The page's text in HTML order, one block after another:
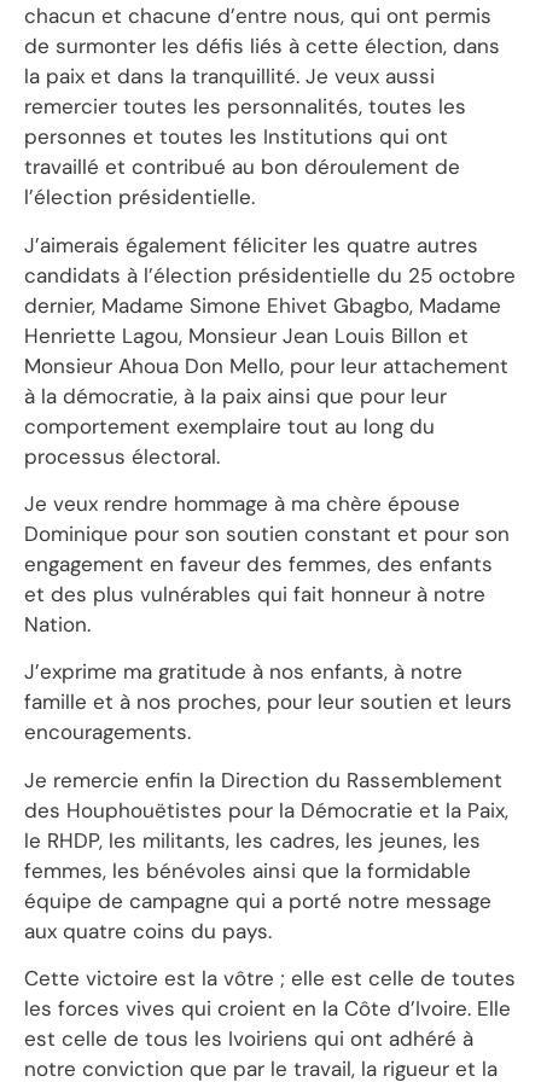
chacun et chacune d’entre nous, qui ont permis
de surmonter les défis liés à cette élection, dans
la paix et dans la tranquillité. Je veux aussi
remercier toutes les personnalités, toutes les
personnes et toutes les Institutions qui ont
travaillé et contribué au bon déroulement de
l’élection présidentielle.
J’aimerais également féliciter les quatre autres
candidats à l’élection présidentielle du 25 octobre
dernier, Madame Simone Ehivet Gbagbo, Madame
Henriette Lagou, Monsieur Jean Louis Billon et
Monsieur Ahoua Don Mello, pour leur attachement
à la démocratie, à la paix ainsi que pour leur
comportement exemplaire tout au long du
processus électoral.
Je veux rendre hommage à ma chère épouse
Dominique pour son soutien constant et pour son
engagement en faveur des femmes, des enfants
et des plus vulnérables qui fait honneur à notre
Nation.
J’exprime ma gratitude à nos enfants, à notre
famille et à nos proches, pour leur soutien et leurs
encouragements.
Je remercie enfin la Direction du Rassemblement
des Houphouëtistes pour la Démocratie et la Paix,
le RHDP, les militants, les cadres, les jeunes, les
femmes, les bénévoles ainsi que la formidable
équipe de campagne qui a porté notre message
aux quatre coins du pays.
Cette victoire est la vôtre ; elle est celle de toutes
les forces vives qui croient en la Côte d’Ivoire. Elle
est celle de tous les Ivoiriens qui ont adhéré à
notre conviction que par le travail, la rigueur et la